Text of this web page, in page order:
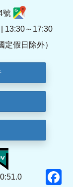
號
13:30～17:30
定假日除外）